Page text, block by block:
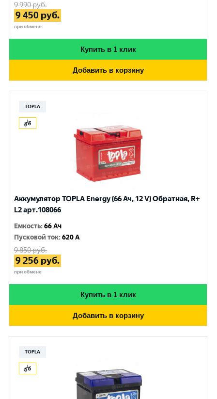
9 990руб.
9 450 руб.
при обмене
Купить в 1 клик
Добавить в корзину
TOPLA
Аккумулятор TOPLA Energy (66 Ач, 12 V) Обратная, R+
L2 арт.108066
Емкость:66 Ач
Пусковой ток:620 A
9 850руб.
9 256 руб.
при обмене
Купить в 1 клик
Добавить в корзину
TOPLA